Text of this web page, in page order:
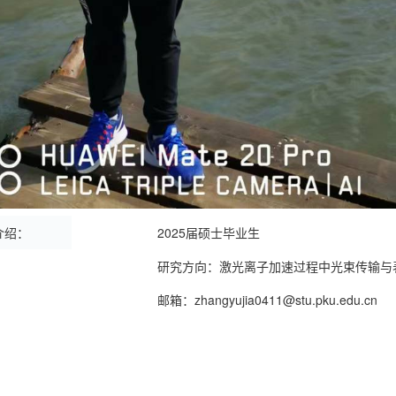
：
2025届硕士毕业生
研究方向：激光离子加速过程中光束传输与
邮箱：zhangyujia0411@stu.pku.edu.cn